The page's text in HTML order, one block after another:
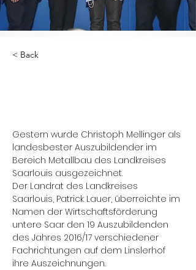
< Back
Gestern wurde Christoph Mellinger als
landesbester Auszubildender im
Bereich Metallbau des Landkreises
Saarlouis ausgezeichnet.
Der Landrat des Landkreises
Saarlouis, Patrick Lauer, überreichte im
Namen der Wirtschaftsförderung
untere Saar den 19 Auszubildenden
des Jahres 2016/17 verschiedener
Fachrichtungen auf dem Linslerhof
ihre Auszeichnungen.